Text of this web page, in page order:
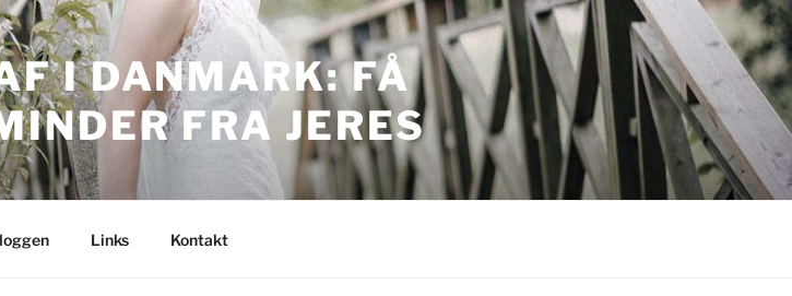
I DANMARK: FÅ
FRA JERES
Links Kontakt